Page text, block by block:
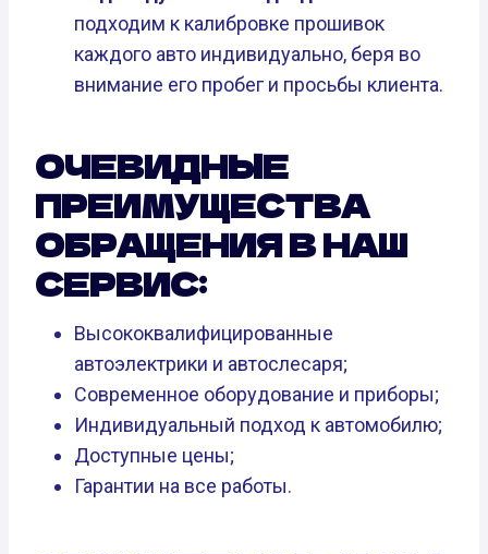
подходим к калибровке прошивок
каждого авто индивидуально, беря во
внимание его пробег и просьбы клиента.
ОЧЕВИДНЫЕ
ПРЕИМУЩЕСТВА
ОБРАЩЕНИЯ В НАШ
СЕРВИС:
Высококвалифицированные
автоэлектрики и автослесаря;
Современное оборудование и приборы;
Индивидуальный подход к автомобилю;
Доступные цены;
Гарантии на все работы.